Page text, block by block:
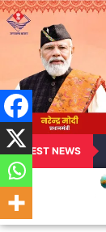
LATEST NEWS